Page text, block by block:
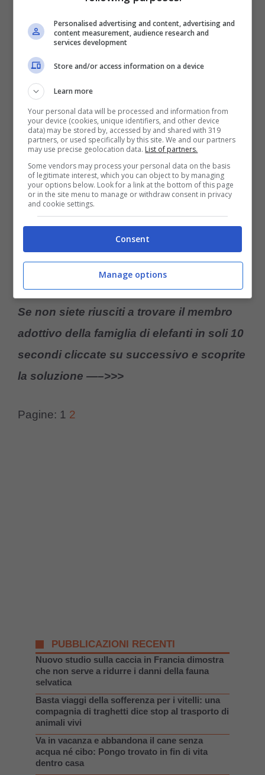
Il test visivo dell’orfano tra gli elefanti : riuscite a trovarlo?
Osservate l’immagine attentamente e
in soli
10 secondi trovate il piccolo orfano
adottato dal branco di elefanti.
Se non siete riusciti a trovare il membro
adottivo della famiglia di elefanti in soli 10
secondi cliccate su successivo e scoprite
la soluzione —–>>>
Pagine: 1 2
PUBBLICAZIONI RECENTI
Nuovo studio sulla caccia in Francia dimostra
che non serve a ridurre i danni della fauna
selvatica
Basta viaggi della sofferenza per i vitelli: una
compagnia di traghetti dice stop al trasporto di
animali vivi
Va in vacanza e abbandona il cane senza
acqua né cibo: Pongo trovato in fin di vita
dentro casa
Personalised advertising and content, advertising and
content measurement, audience research and
services development
Store and/or access information on a device
Learn more
Your personal data will be processed and information from
your device (cookies, unique identifiers, and other device
data) may be stored by, accessed by and shared with 319
partners, or used specifically by this site. We and our partners
may use precise geolocation data. List of partners.
Some vendors may process your personal data on the basis
of legitimate interest, which you can object to by managing
your options below. Look for a link at the bottom of this page
or in the site menu to manage or withdraw consent in privacy
and cookie settings.
Consent
Manage options